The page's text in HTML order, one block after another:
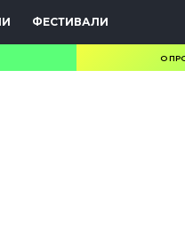
ФЕСТИВАЛИ
О